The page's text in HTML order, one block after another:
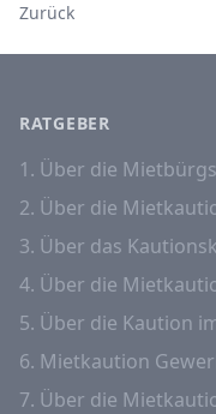
Zurück
RATGEBER
1. Über die
2. Über die
3. Über das
4. Über die
5. Über die Kaution
6. Mietkaution
7. Über die